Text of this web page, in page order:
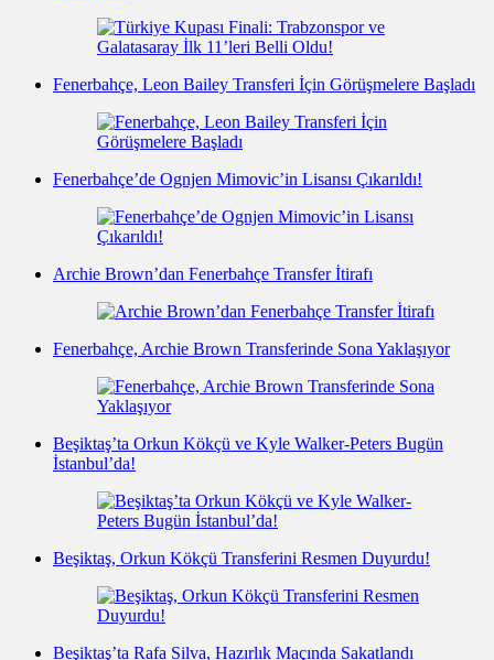
Fenerbahçe, Leon Bailey Transferi İçin Görüşmelere Başladı
Fenerbahçe’de Ognjen Mimovic’in Lisansı Çıkarıldı!
Archie Brown’dan Fenerbahçe Transfer İtirafı
Fenerbahçe, Archie Brown Transferinde Sona Yaklaşıyor
Beşiktaş’ta Orkun Kökçü ve Kyle Walker-Peters Bugün
İstanbul’da!
Beşiktaş, Orkun Kökçü Transferini Resmen Duyurdu!
Beşiktaş’ta Rafa Silva, Hazırlık Maçında Sakatlandı